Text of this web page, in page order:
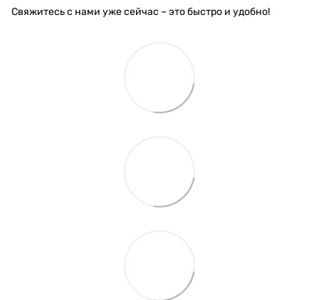
Свяжитесь с нами уже сейчас – это быстро и удобно!